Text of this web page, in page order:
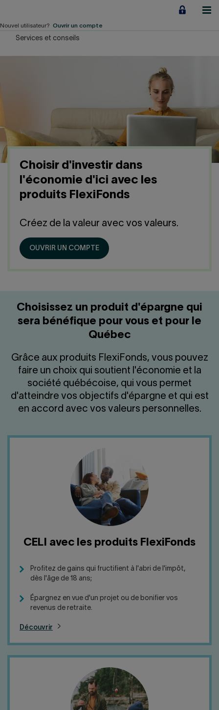
contenu
Notre Impact
À propos
Accueil Carrière
Nous joindre Salle de presse
English
Nouvel utilisateur? Ouvrir un compte
Services et conseils
Choisir d'investir dans
l'économie d'ici avec les
produits FlexiFonds
Créez de la valeur avec vos valeurs.
OUVRIR UN COMPTE
Choisissez un produit d'épargne qui
sera bénéfique pour vous et pour le
Québec
Grâce aux produits FlexiFonds, vous pouvez
faire un choix qui soutient l'économie et la
société québécoise, qui vous permet
d'atteindre vos objectifs d'épargne et qui est
en accord avec vos valeurs personnelles.
CELI avec les produits FlexiFonds
Profitez de gains qui fructifient à l'abri de l'impôt,
dès l'âge de 18 ans;
Épargnez en vue d'un projet ou de bonifier vos
revenus de retraite.
Découvrir